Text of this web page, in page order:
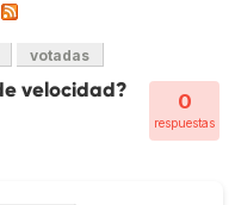
votadas
0
respuestas
velocidad?